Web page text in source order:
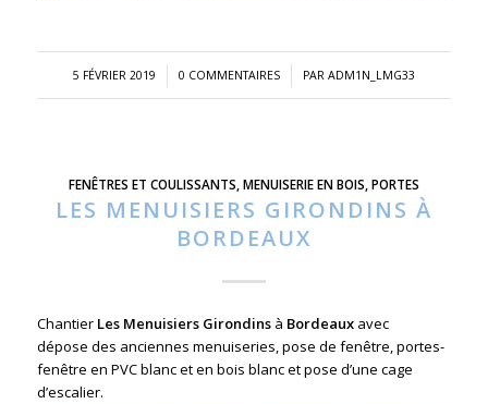
5 FÉVRIER 2019
/ 0 COMMENTAIRES
/ PAR ADM1N_LMG33
FENÊTRES ET COULISSANTS,MENUISERIE EN BOIS,PORTES
LES MENUISIERS GIRONDINS À
BORDEAUX
Chantier Les Menuisiers Girondinsà Bordeaux avec
dépose des anciennes menuiseries, pose de fenêtre, portes-
fenêtre en PVC blanc et en bois blanc et pose d’une cage
d’escalier.